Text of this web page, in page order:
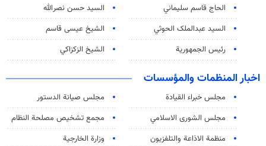
الحاج قاسم سليماني
السيد حسن نصرالله
السید عبدالملک الحوثي
الشيخ عيسى قاسم
رئيس الجمهورية
الشيخ الزكزاكي
اخبار المنظمات والمؤسسات
مجلس خبراء القيادة
مجلس صيانة الدستور
مجلس الشورى الاسلامي
مجمع تشخيص مصلحة النظام
منظمة الاذاعة والتلفزیون
وزارة الخارجية